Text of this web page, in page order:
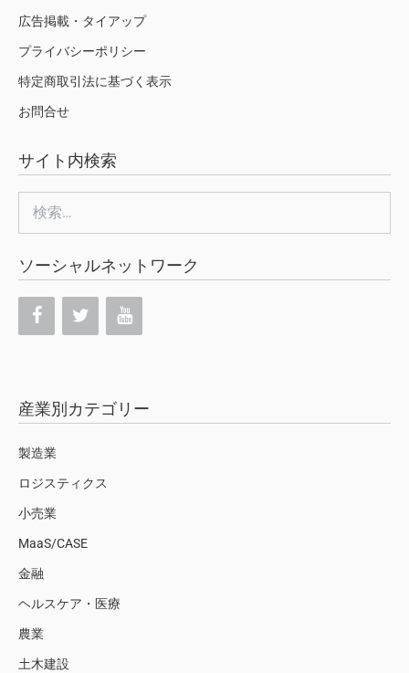
広告掲載・タイアップ
プライバシーポリシー
特定商取引法に基づく表示
お問合せ
サイト内検索
索:
ソーシャルネットワーク
産業別カテゴリー
製造業
ロジスティクス
小売業
MaaS/CASE
金融
ヘルスケア・医療
農業
土木建設